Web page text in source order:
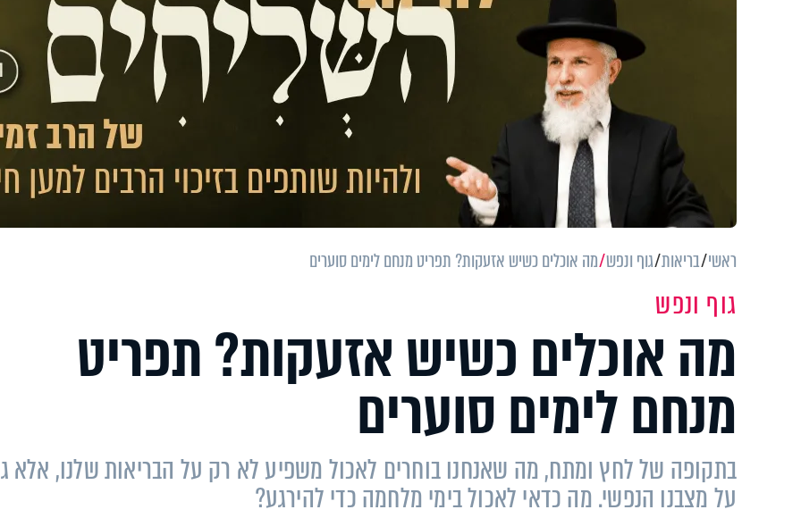
ראשי בריאות גוף ונפש מה אוכלים כשיש אזעקות? תפריט מנחם לימים סוערים
גוף ונפש
מה אוכלים כשיש אזעקות? תפריט
מנחם לימים סוערים
בתקופה של לחץ ומתח, מה שאנחנו בוחרים לאכול משפיע לא רק על הבריאות שלנו, אלא
על מצבנו הנפשי. מה כדאי לאכול בימי מלחמה כדי להירגע?